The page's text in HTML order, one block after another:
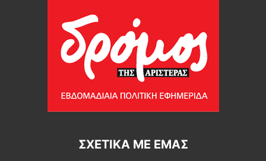
ΣΧΕΤΙΚΆ ΜΕ ΕΜΆΣ